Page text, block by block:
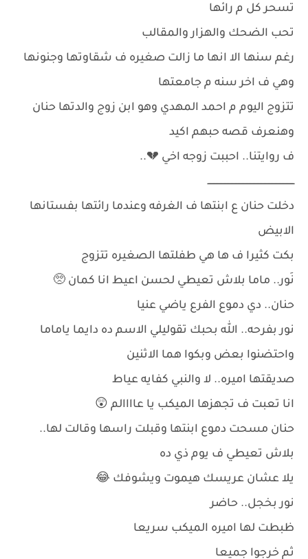
تسحر كل م رائها
تحب الضحك والهزار والمقالب
رغم سنها الا انها ما زالت صغيره ف شقاوتها وجنونها
وهي ف اخر سنه م جامعتها
تتزوج اليوم م احمد المهدي وهو ابن زوج والدتها حنان
وهنعرف قصه حبهم اكيد
ف روايتنا.. احببت زوجه اخي 💔..
ـــــــــــــــــــــــــــــــــــــــــــــــــــــــــــــــ
دخلت حنان ع ابنتها ف الغرفه وعندما رائتها بفستانها
الابيض
بكت كثيرا ف ها هي طفلتها الصغيره تتزوج
نَور.. ماما بلاش تعيطي لحسن اعيط انا كمان 🥺
حنان.. دي دموع الفرع ياضي عنيا
نور بفرحه.. الله بحبك تقوليلي الاسم ده دايما ياماما
واحتضنوا بعض وبكوا هما الاثنين
صديقتها اميره.. لا والنبي كفايه عياط
انا تعبت ف تجهزها الميكب يا عاااالم 😲
حنان مسحت دموع ابنتها وقبلت راسها وقالت لها..
بلاش تعيطي ف يوم ذي ده
يلا عشان عريسك هيموت ويشوفك 😂
نور بخجل.. حاضر
ظبطت لها اميره الميكب سريعا
ثم خرجوا جميعا